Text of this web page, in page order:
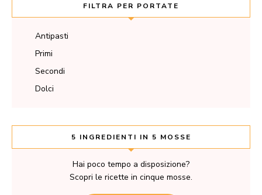
FILTRA PER PORTATE
Antipasti
Primi
Secondi
Dolci
5 INGREDIENTI IN 5 MOSSE
Hai poco tempo a disposizione?
Scopri le ricette in cinque mosse.